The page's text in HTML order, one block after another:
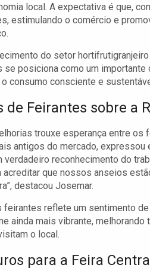
local. A expectativa é que,
estimulando o comércio e
do setor
se posiciona como um
o consumo consciente e
de Feirantes sobre a
trouxe esperança entre os
antigos do mercado,
reconhecimento do
que nossos anseios
destacou Josemar.
feirantes reflete um sentimento
ainda mais vibrante,
o local.
para a Feira